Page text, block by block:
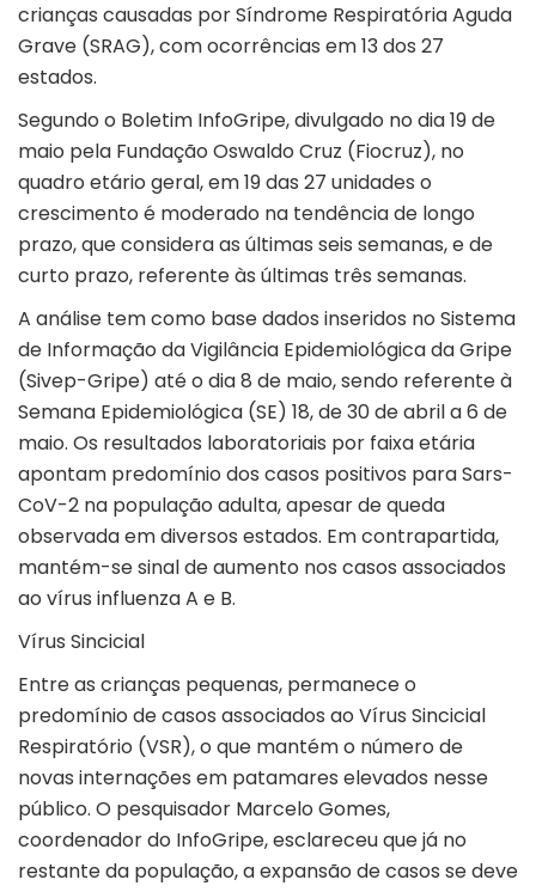
crianças causadas por Síndrome Respiratória Aguda
Grave (SRAG), com ocorrências em 13 dos 27
estados.
Segundo o Boletim InfoGripe, divulgado no dia 19 de
maio pela Fundação Oswaldo Cruz (Fiocruz), no
quadro etário geral, em 19 das 27 unidades o
crescimento é moderado na tendência de longo
prazo, que considera as últimas seis semanas, e de
curto prazo, referente às últimas três semanas.
A análise tem como base dados inseridos no Sistema
de Informação da Vigilância Epidemiológica da Gripe
(Sivep-Gripe) até o dia 8 de maio, sendo referente à
Semana Epidemiológica (SE) 18, de 30 de abril a 6 de
maio. Os resultados laboratoriais por faixa etária
apontam predomínio dos casos positivos para Sars-
CoV-2 na população adulta, apesar de queda
observada em diversos estados. Em contrapartida,
mantém-se sinal de aumento nos casos associados
ao vírus influenza A e B.
Vírus Sincicial
Entre as crianças pequenas, permanece o
predomínio de casos associados ao Vírus Sincicial
Respiratório (VSR), o que mantém o número de
novas internações em patamares elevados nesse
público. O pesquisador Marcelo Gomes,
coordenador do InfoGripe, esclareceu que já no
restante da população, a expansão de casos se deve